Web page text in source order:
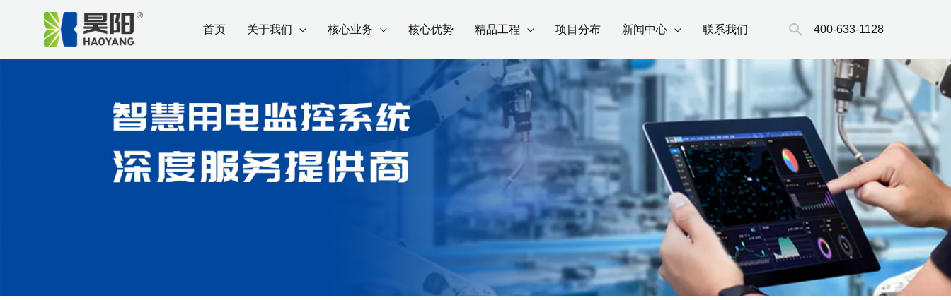
首页 关于我们 核心业务 核心优势 精品工程 项目分布 新闻中心 联系我们
搜
索
400-633-1128
navigation